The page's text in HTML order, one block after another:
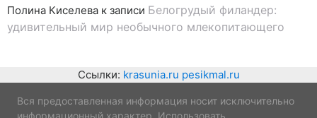
Полина Киселева к записи Белогрудый филандер:
удивительный мир необычного млекопитающего
Ссылки: krasunia.ru pesikmal.ru
Вся предоставленная информация носит исключительно